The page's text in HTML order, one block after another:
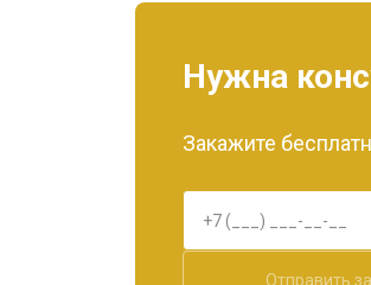
Нужна
Закажите
Отправить